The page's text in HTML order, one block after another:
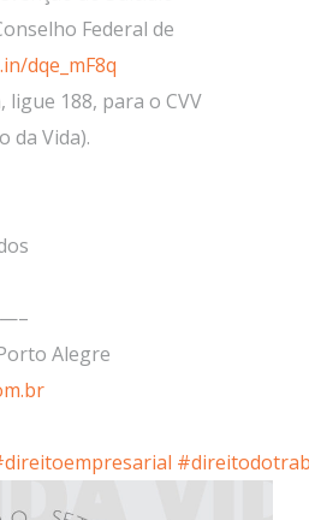
Federal de
dqe_mF8q
ligue 188, para o CVV
da Vida).
Alegre